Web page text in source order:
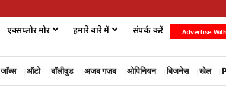
एक्सप्लोर मोर हमारे बारे में संपर्क करें Advertise
जॉब्स ऑटो बॉलीवुड अजब गज़ब ओपिनियन बिजनेस खेल